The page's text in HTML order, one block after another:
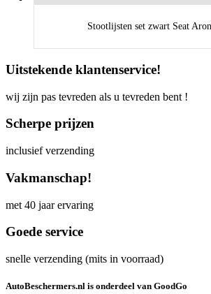
Stootlijsten set zwart Seat
Uitstekende klantenservice!
wij zijn pas tevreden als u tevreden bent !
Scherpe prijzen
inclusief verzending
Vakmanschap!
met 40 jaar ervaring
Goede service
snelle verzending (mits in voorraad)
AutoBeschermers.nl is onderdeel van GoodGo